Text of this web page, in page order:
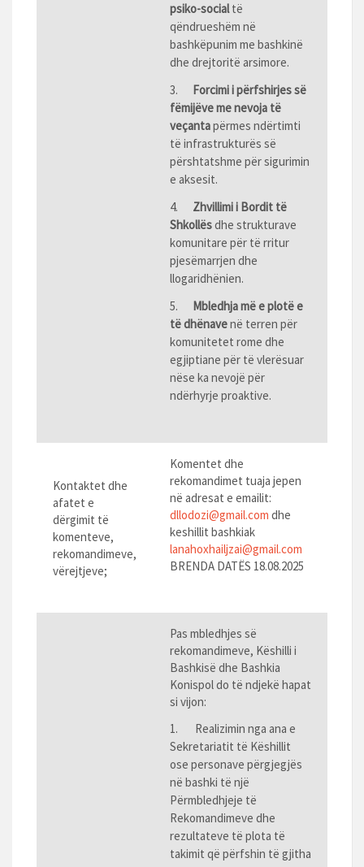
psiko-socialtë
qëndrueshëm në
bashkëpunim me bashkinë
dhe drejtoritë arsimore.
3.
Forcimi i përfshirjes së
fëmijëve me nevoja të
veçantapërmes ndërtimti
të infrastrukturës së
përshtatshme për sigurimin
e aksesit.
4. Zhvillimi i Bordit të
Shkollësdhe strukturave
komunitare për të rritur
pjesëmarrjen dhe
llogaridhënien.
5.
Mbledhja më e plotë e
të dhënavenë terren për
komunitetet rome dhe
egjiptiane për të vlerësuar
nëse ka nevojë për
ndërhyrje proaktive.
Kontaktet dhe
afatet e
dërgimit të
komenteve,
rekomandimeve,
vërejtjeve;
Komentet dhe
rekomandimet tuaja jepen
në adresat e emailit:
dllodozi@gmail.com dhe
keshillit bashkiak
lanahoxhailjzai@gmail.com
BRENDA DATËS 18.08.2025
Pas mbledhjes së
rekomandimeve, Këshilli i
Bashkisë dhe Bashkia
Konispol do të ndjekë hapat
si vijon:
1. Realizimin nga ana e
Sekretariatit të Këshillit
ose personave përgjegjës
në bashki të një
Përmbledhjeje të
Rekomandimeve dhe
rezultateve të plota të
takimit që përfshin të gjitha